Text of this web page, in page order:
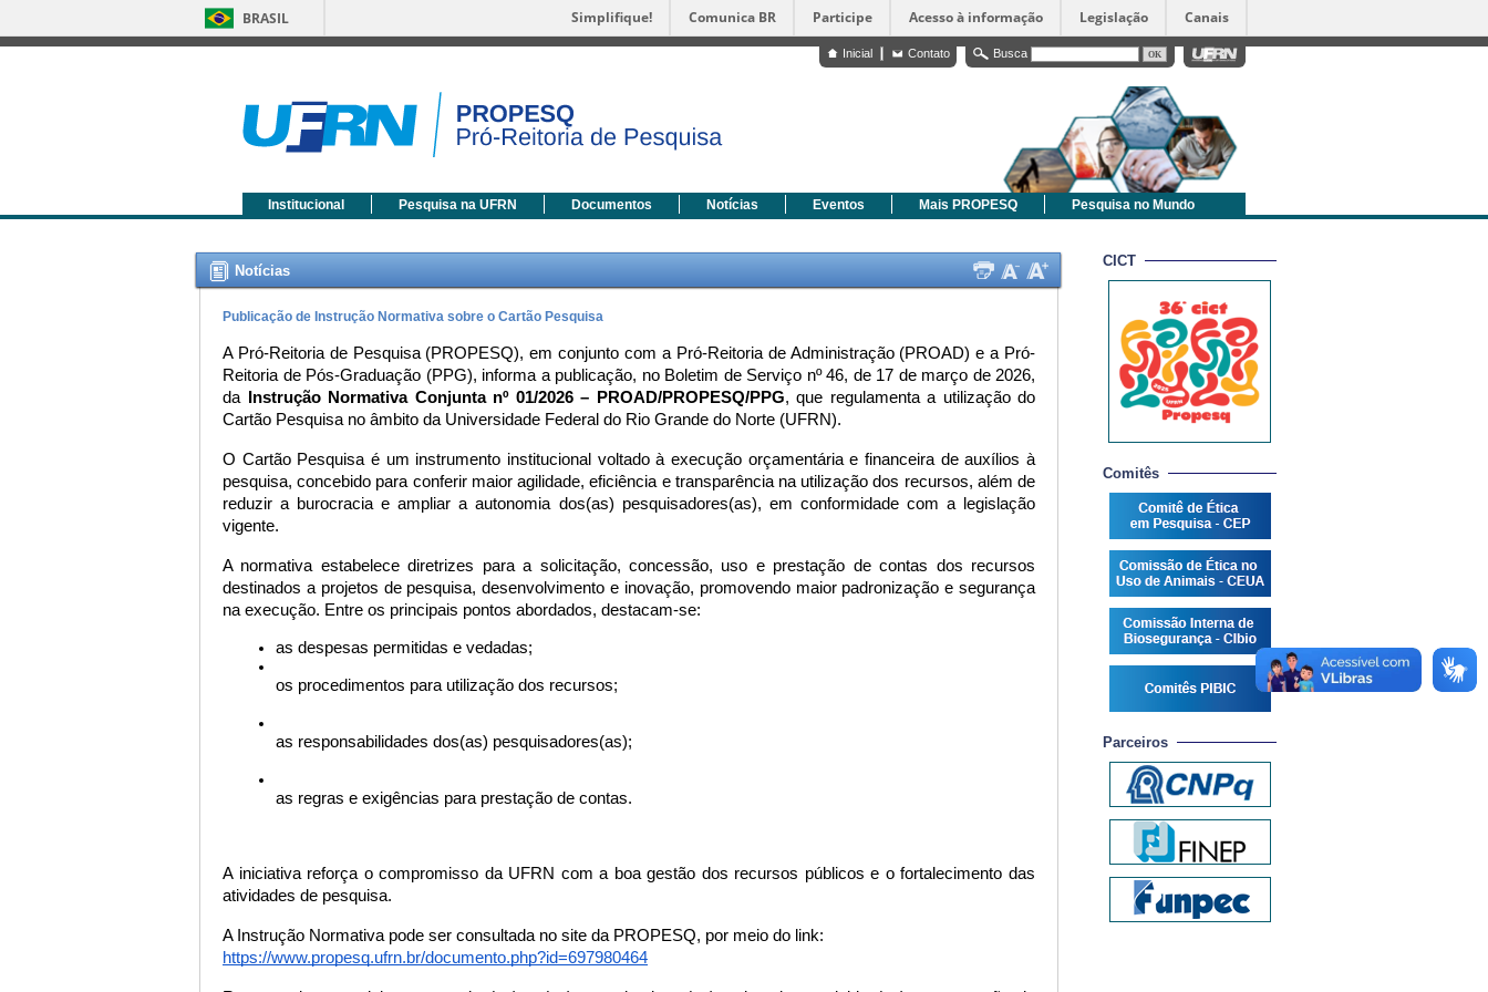
BRASIL Simplifique! Comunica BR Participe Acesso à informação Legislação Canais
Busca
Inicial Contato
Institucional Pesquisa na UFRN Documentos Notícias Eventos Mais PROPESQ Pesquisa no Mundo
Notícias
Publicação de Instrução Normativa sobre o Cartão Pesquisa
A Pró-Reitoria de Pesquisa (PROPESQ), em conjunto com a Pró-Reitoria de Administração (PROAD) e a Pró-
Reitoria de Pós-Graduação (PPG), informa a publicação, no Boletim de Serviço nº 46, de 17 de março de 2026,
da
Instrução Normativa Conjunta nº 01/2026 – PROAD/PROPESQ/PPG, que regulamenta a utilização do
Cartão Pesquisa no âmbito da Universidade Federal do Rio Grande do Norte (UFRN).
O Cartão Pesquisa é um instrumento institucional voltado à execução orçamentária e financeira de auxílios à
pesquisa, concebido para conferir maior agilidade, eficiência e transparência na utilização dos recursos, além de
reduzir a burocracia e ampliar a autonomia dos(as) pesquisadores(as), em conformidade com a legislação
vigente.
A normativa estabelece diretrizes para a solicitação, concessão, uso e prestação de contas dos recursos
destinados a projetos de pesquisa, desenvolvimento e inovação, promovendo maior padronização e segurança
na execução. Entre os principais pontos abordados, destacam-se:
as despesas permitidas e vedadas;
os procedimentos para utilização dos recursos;
as responsabilidades dos(as) pesquisadores(as);
as regras e exigências para prestação de contas.
A iniciativa reforça o compromisso da UFRN com a boa gestão dos recursos públicos e o fortalecimento das
atividades de pesquisa.
A Instrução Normativa pode ser consultada no site da PROPESQ, por meio do link:
https://www.propesq.ufrn.br/documento.php?id=697980464
CICT
Comitês
Parceiros